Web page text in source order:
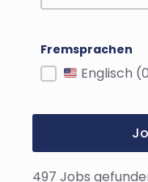
Fremsprachen
Englisch
497 Jobs